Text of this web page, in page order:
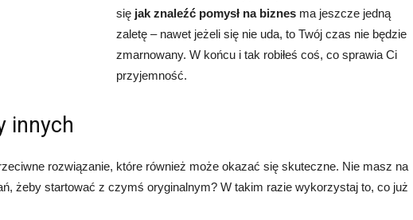
się jak znaleźć pomysł na biznes ma jeszcze jedną
zaletę – nawet jeżeli się nie uda, to Twój czas nie będzie
zmarnowany. W końcu i tak robiłeś coś, co sprawia Ci
przyjemność.
innych
rozwiązanie, które również może okazać się skuteczne. Nie masz na
żeby startować z czymś oryginalnym? W takim razie wykorzystaj to, co już